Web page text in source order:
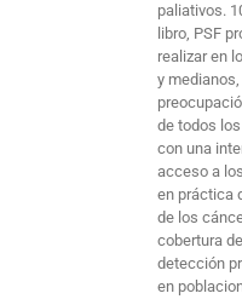
paliativos.
libro, PSF
realizar en
y
de todos
con una
acceso a
en práctica
de los
cobertura
detección
en